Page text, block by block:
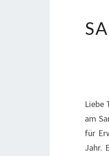
Liebe
am
für
Jahr.